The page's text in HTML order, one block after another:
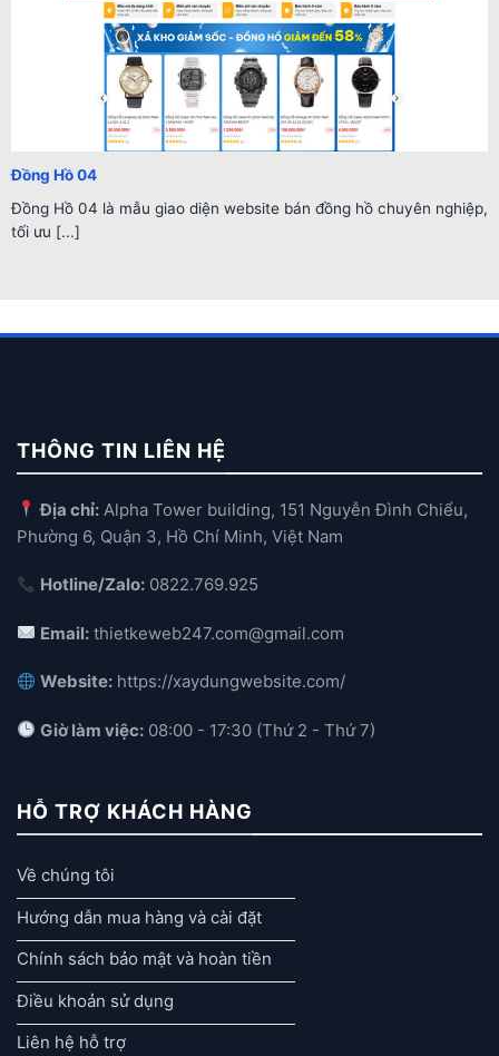
Đồng Hồ 04
Đồng Hồ 04 là mẫu giao diện website bán đồng hồ chuyên nghiệp,
tối ưu [...]
THÔNG TIN LIÊN HỆ
Địa chỉ: Alpha Tower building, 151 Nguyễn Đình Chiểu,
Phường 6, Quận 3, Hồ Chí Minh, Việt Nam
Hotline/Zalo: 0822.769.925
Email: thietkeweb247.com@gmail.com
Website: https://xaydungwebsite.com/
Giờ làm việc: 08:00 - 17:30 (Thứ 2 - Thứ 7)
HỖ TRỢ KHÁCH HÀNG
Về chúng tôi
Hướng dẫn mua hàng và cài đặt
Chính sách bảo mật và hoàn tiền
Điều khoản sử dụng
Liên hệ hỗ trợ